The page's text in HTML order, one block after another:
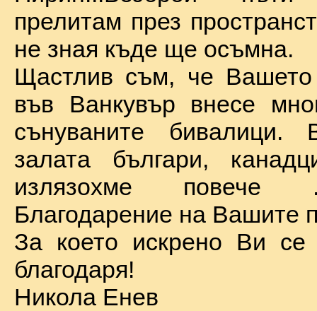
прелитам през
не зная къде ще осъмна.
Щастлив съм, че Вашето
във Ванкувър внесе
сънуваните бивалици.
залата българи,
излязохме
Благодарение на Вашите
За което искрено Ви се
благодаря!
Никола Енев